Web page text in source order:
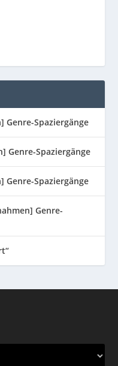
Spaziergänge
Genre-Spaziergänge
Spaziergänge
Genre-